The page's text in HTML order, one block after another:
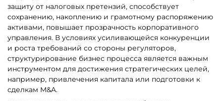
защиту от налоговых претензий, способствует
сохранению, накоплению и грамотному распоряжению
активами, повышает прозрачность корпоративного
управления. В условиях усиливающейся конкуренции
и роста требований со стороны регуляторов,
структурирование бизнес процесса является важным
инструментом для достижения стратегических целей,
например, привлечения капитала или подготовки к
сделкам M&A.